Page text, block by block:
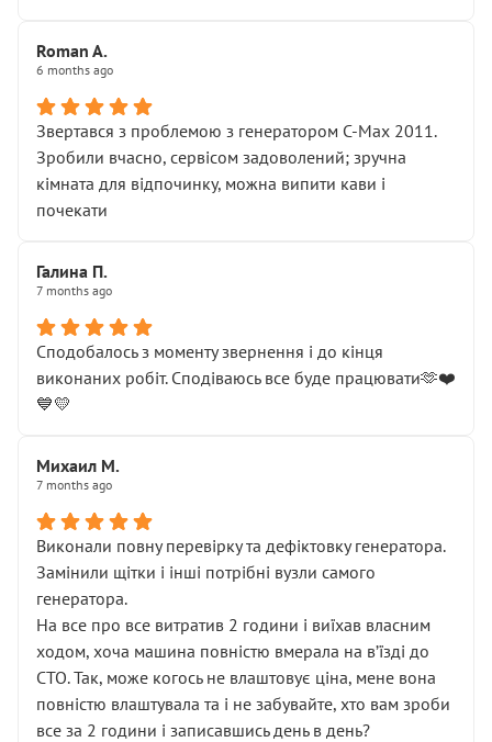
Roman A.
6 months ago
Звертався з проблемою з генератором C-Max 2011.
Зробили вчасно, сервісом задоволений; зручна
кімната для відпочинку, можна випити кави і
почекати
Галина П.
7 months ago
Сподобалось з моменту звернення і до кінця
виконаних робіт. Сподіваюсь все буде працювати🫶❤️
💙💛
Михаил М.
7 months ago
Виконали повну перевірку та дефіктовку генератора.
Замінили щітки і інші потрібні вузли самого
генератора.
На все про все витратив 2 години і виїхав власним
ходом, хоча машина повністю вмерала на вʼїзді до
СТО. Так, може когось не влаштовує ціна, мене вона
повністю влаштувала та і не забувайте, хто вам зроби
все за 2 години і записавшись день в день?